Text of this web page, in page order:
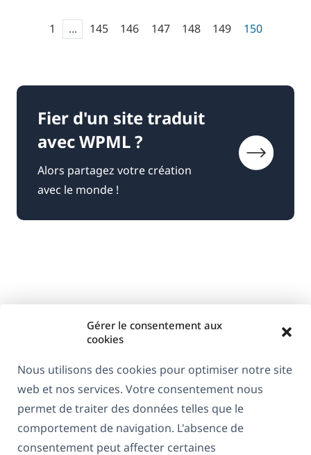
Gérer le consentement aux
cookies
Nous utilisons des cookies pour optimiser notre site
web et nos services. Votre consentement nous
permet de traiter des données telles que le
comportement de navigation. L'absence de
consentement peut affecter certaines
1 ... 145 146 147 148 149 150
Fier d'un site traduit
avec WPML ?
Alors partagez votre création
avec le monde !
À propos de WPML
RGPD & Politique de confidentialité
Rejoignez notre équipe